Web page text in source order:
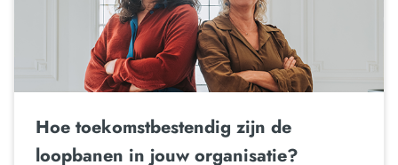
Hoe toekomstbestendig zijn de
loopbanen in jouw organisatie?